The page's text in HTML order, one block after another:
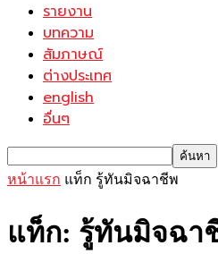
รายงาน
บทความ
สัมภาษณ์
ต่างประเทศ
english
อื่นๆ
หน้าแรก แท็ก รู้ทันมิจฉาชีพ
แท็ก: รู้ทันมิจฉา